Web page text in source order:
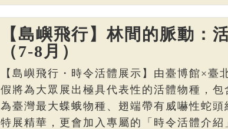
【島嶼飛行】林間的脈動：
（7-8月）
【島嶼飛行・時令活體展示】由臺博館×臺
假將為大眾展出極具代表性的活體物種，
為臺灣最大蝶蛾物種、翅端帶有威嚇性蛇
特展精華，更會加入專屬的「時令活體介